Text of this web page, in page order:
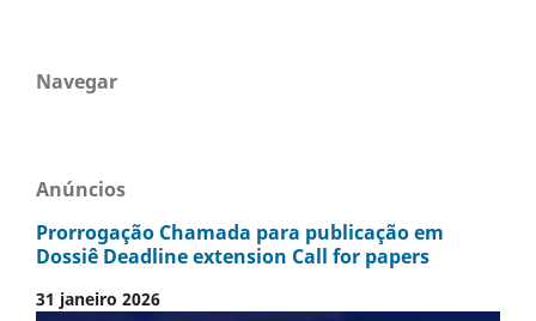
Navegar
Anúncios
Prorrogação Chamada para publicação em
Dossiê Deadline extension Call for papers
31 janeiro 2026